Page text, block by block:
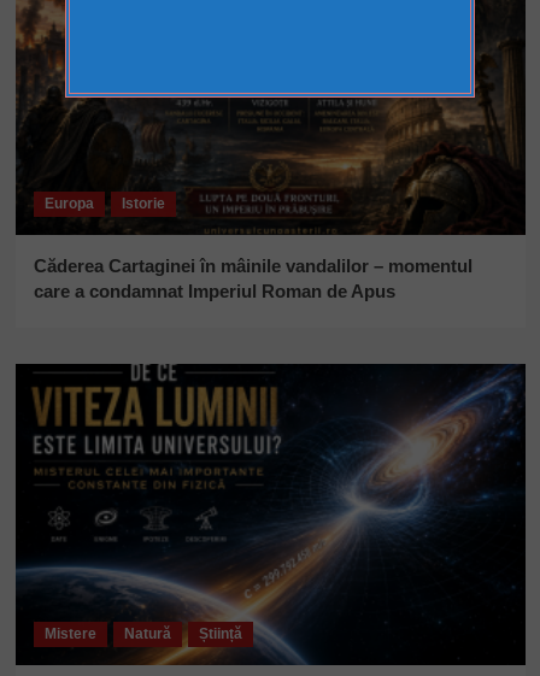
Europa Istorie
Căderea Cartaginei în mâinile vandalilor – momentul
care a condamnat Imperiul Roman de Apus
Mistere Natură Știință